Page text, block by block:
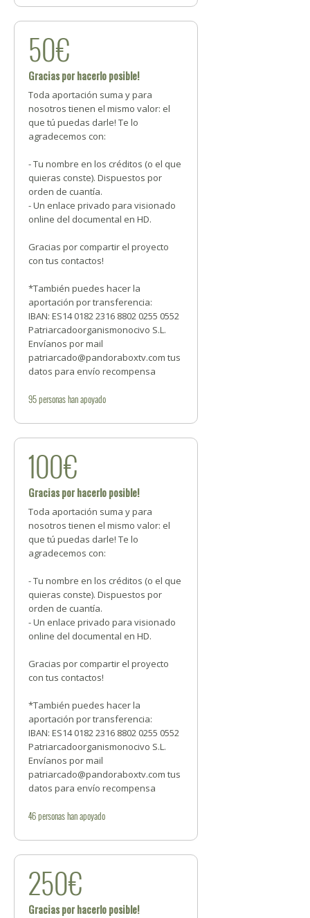
50€
Gracias por hacerlo posible!
Toda aportación suma y para
nosotros tienen el mismo valor: el
que tú puedas darle! Te lo
agradecemos con:
- Tu nombre en los créditos (o el que
quieras conste). Dispuestos por
orden de cuantía.
- Un enlace privado para visionado
online del documental en HD.
Gracias por compartir el proyecto
con tus contactos!
*También puedes hacer la
aportación por transferencia:
IBAN: ES14 0182 2316 8802 0255 0552
Patriarcadoorganismonocivo S.L.
Envíanos por mail
patriarcado@pandoraboxtv.com tus
datos para envío recompensa
95personashan apoyado
100€
Gracias por hacerlo posible!
Toda aportación suma y para
nosotros tienen el mismo valor: el
que tú puedas darle! Te lo
agradecemos con:
- Tu nombre en los créditos (o el que
quieras conste). Dispuestos por
orden de cuantía.
- Un enlace privado para visionado
online del documental en HD.
Gracias por compartir el proyecto
con tus contactos!
*También puedes hacer la
aportación por transferencia:
IBAN: ES14 0182 2316 8802 0255 0552
Patriarcadoorganismonocivo S.L.
Envíanos por mail
patriarcado@pandoraboxtv.com tus
datos para envío recompensa
46personashan apoyado
250€
Gracias por hacerlo posible!